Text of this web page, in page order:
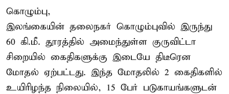
கொழும்பு,
இலங்கையின் தலைநகர் கொழும்புவில் இருந்து
60 கி.மீ. தூரத்தில் அமைந்துள்ள குருவிட்டா
சிறையில் கைதிகளுக்கு இடையே திடீரென
மோதல் ஏற்பட்டது. இந்த மோதலில் 2 கைதிகளில்
உயிரிழந்த நிலையில், 15 பேர் படுகாயங்களுடன்